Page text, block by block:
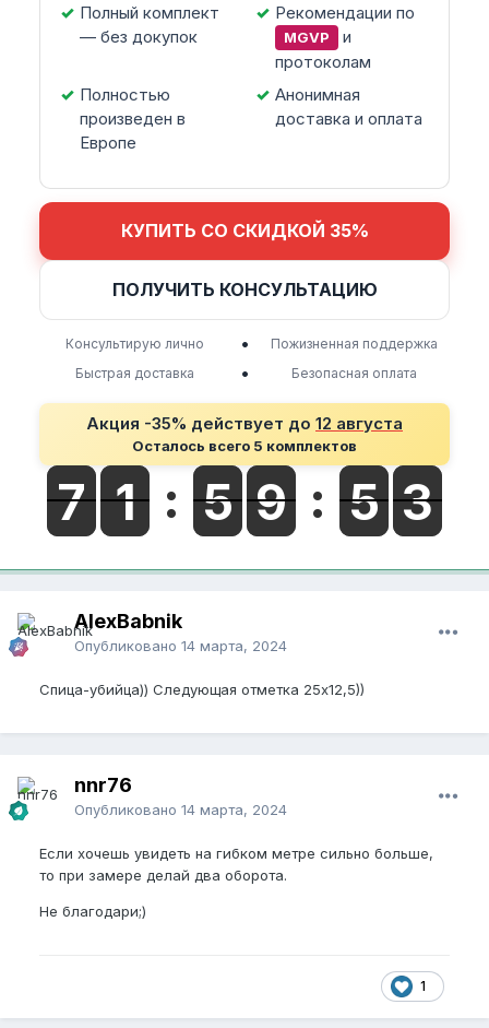
Полный комплект
— без докупок
Рекомендации по
MGVP
и
протоколам
Полностью
произведен в
Европе
Анонимная
доставка и оплата
КУПИТЬ СО СКИДКОЙ 35%
ПОЛУЧИТЬ КОНСУЛЬТАЦИЮ
Консультирую лично •
Пожизненная поддержка
Быстрая доставка
• Безопасная оплата
Акция -35% действует до 12 августа
Осталось всего 5 комплектов
AlexBabnik
Опубликовано 14 марта, 2024
Спица-убийца)) Следующая отметка 25х12,5))
nnr76
Опубликовано 14 марта, 2024
Если хочешь увидеть на гибком метре сильно больше,
то при замере делай два оборота.
Не благодари;)
1